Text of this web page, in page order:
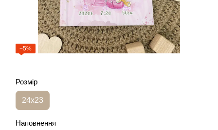
−5%
Розмір
24х23
Наповнення